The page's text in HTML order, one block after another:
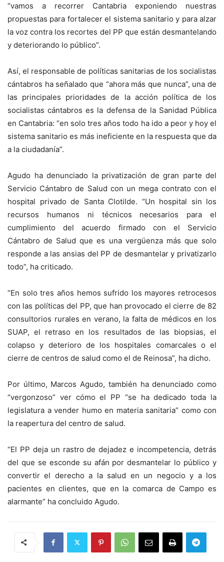
“vamos a recorrer Cantabria exponiendo nuestras
propuestas para fortalecer el sistema sanitario y para alzar
la voz contra los recortes del PP que están desmantelando
y deteriorando lo público”.
Así, el responsable de políticas sanitarias de los socialistas
cántabros ha señalado que “ahora más que nunca”, una de
las principales prioridades de la acción política de los
socialistas cántabros es la defensa de la Sanidad Pública
en Cantabria: “en solo tres años todo ha ido a peor y hoy el
sistema sanitario es más ineficiente en la respuesta que da
a la ciudadanía”.
Agudo ha denunciado la privatización de gran parte del
Servicio Cántabro de Salud con un mega contrato con el
hospital privado de Santa Clotilde. “Un hospital sin los
recursos humanos ni técnicos necesarios para el
cumplimiento del acuerdo firmado con el Servicio
Cántabro de Salud que es una vergüenza más que solo
responde a las ansias del PP de desmantelar y privatizarlo
todo”, ha criticado.
“En solo tres años hemos sufrido los mayores retrocesos
con las políticas del PP, que han provocado el cierre de 82
consultorios rurales en verano, la falta de médicos en los
SUAP, el retraso en los resultados de las biopsias, el
colapso y deterioro de los hospitales comarcales o el
cierre de centros de salud como el de Reinosa”, ha dicho.
Por último, Marcos Agudo, también ha denunciado como
“vergonzoso” ver cómo el PP “se ha dedicado toda la
legislatura a vender humo en materia sanitaria” como con
la reapertura del centro de salud.
“El PP deja un rastro de dejadez e incompetencia, detrás
del que se esconde su afán por desmantelar lo público y
convertir el derecho a la salud en un negocio y a los
pacientes en clientes, que en la comarca de Campo es
alarmante” ha concluido Agudo.